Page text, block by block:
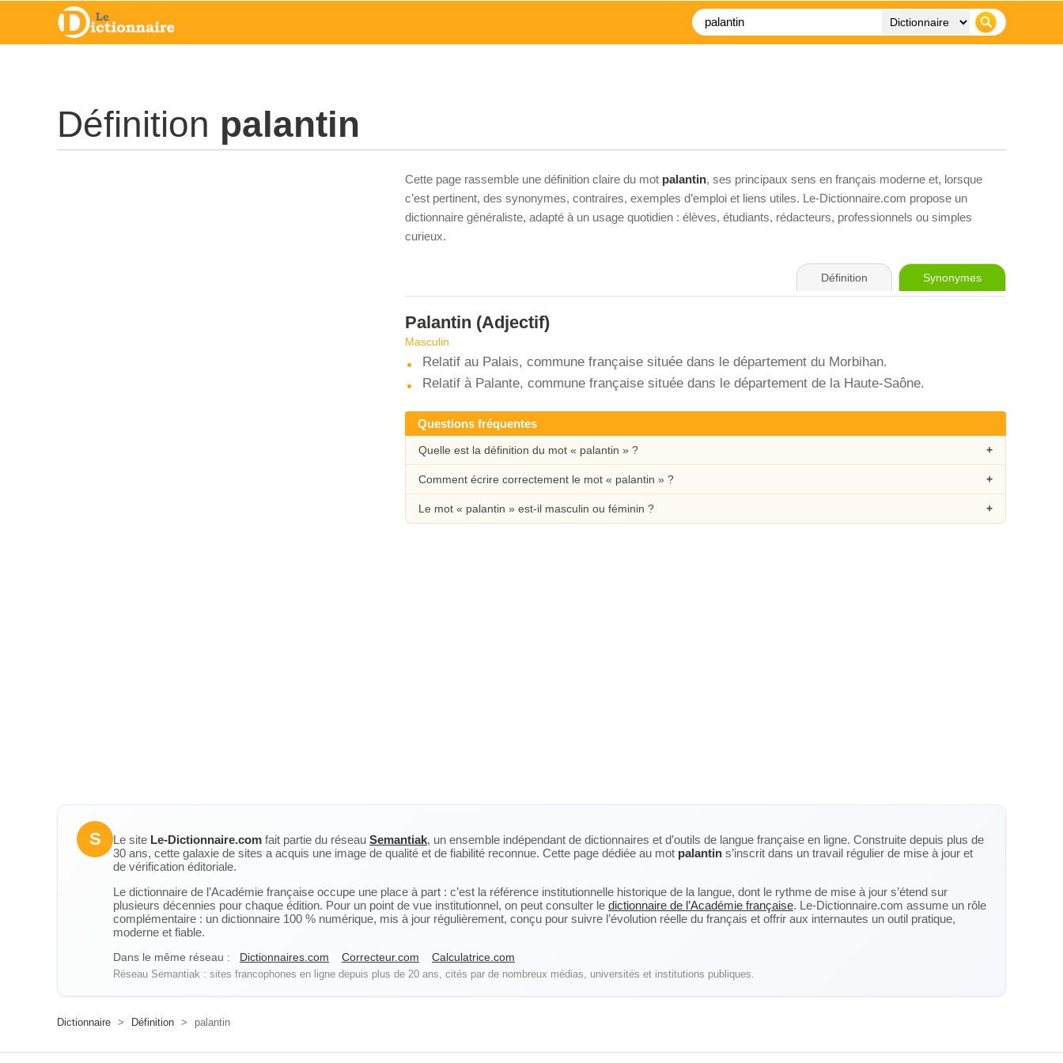
Définition palantin
Cette page rassemble une définition claire du mot palantin, ses principaux sens en français moderne et, lorsque
c’est pertinent, des synonymes, contraires, exemples d’emploi et liens utiles. Le-Dictionnaire.com propose un
dictionnaire généraliste, adapté à un usage quotidien : élèves, étudiants, rédacteurs, professionnels ou simples
curieux.
Définition Synonymes
Palantin (Adjectif)
Masculin
Relatif au Palais, commune française située dans le département du Morbihan.
Relatif à Palante, commune française située dans le département de la Haute-Saône.
Questions fréquentes
Quelle est la définition du mot « palantin » ?
Comment écrire correctement le mot « palantin » ?
Le mot « palantin » est-il masculin ou féminin ?
S Le site Le-Dictionnaire.com fait partie du réseau Semantiak, un ensemble indépendant de dictionnaires et d’outils de langue française en ligne. Construite depuis plus de
30 ans, cette galaxie de sites a acquis une image de qualité et de fiabilité reconnue. Cette page dédiée au mot palantin s’inscrit dans un travail régulier de mise à jour et
de vérification éditoriale.
Le dictionnaire de l’Académie française occupe une place à part : c’est la référence institutionnelle historique de la langue, dont le rythme de mise à jour s’étend sur
plusieurs décennies pour chaque édition. Pour un point de vue institutionnel, on peut consulter le dictionnaire de l’Académie française. Le-Dictionnaire.com assume un rôle
complémentaire : un dictionnaire 100 % numérique, mis à jour régulièrement, conçu pour suivre l’évolution réelle du français et offrir aux internautes un outil pratique,
moderne et fiable.
Dans le même réseau : Dictionnaires.com Correcteur.com Calculatrice.com
Réseau Semantiak : sites francophones en ligne depuis plus de 20 ans, cités par de nombreux médias, universités et institutions publiques.
Dictionnaire > Définition > palantin